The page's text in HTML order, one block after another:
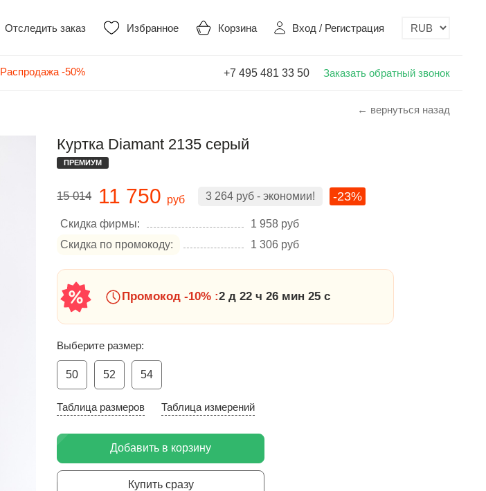
Отследить заказ Избранное Корзина Вход / Регистрация
Распродажа -50% +7 495 481 33 50 Заказать обратный звонок
← вернуться назад
Куртка Diamant 2135 серый
ПРЕМИУМ
15 014 11 750 руб 3 264 руб - экономии! -23%
Скидка фирмы: 1 958 руб
Скидка по промокоду:
1 306 руб
Промокод -10% :2 д 22 ч 26 мин 25 с
Выберите размер:
50 52 54
Таблица размеров Таблица измерений
Добавить в корзину
Купить сразу